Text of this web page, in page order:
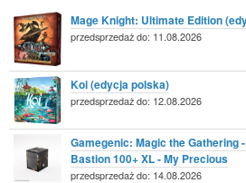
Mage Knight: Ultimate Edition
przedsprzedaż do: 11.08.2026
Koi (edycja polska)
przedsprzedaż do: 12.08.2026
Gamegenic: Magic the Gathering
Bastion 100+ XL - My Precious
przedsprzedaż do: 14.08.2026